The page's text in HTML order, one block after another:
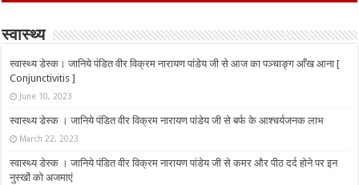
स्वास्थ्य
स्वास्थ्य डेस्क। जानिये पंडित वीर विक्रम नारायण पांडेय जी से आज का पञ्चाङ्ग आँख आना [
Conjunctivitis ]
June 10, 2023
स्वास्थ्य डेस्क । जानिये पंडित वीर विक्रम नारायण पांडेय जी से बर्फ के आश्चर्यजनक लाभ
March 22, 2023
स्वास्थ्य डेस्क । जानिये पंडित वीर विक्रम नारायण पांडेय जी से कमर और पीठ दर्द होने पर इन
नुस्‍खों को अजमाएं